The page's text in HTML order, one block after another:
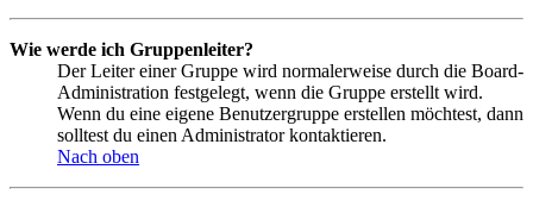
Wie werde ich Gruppenleiter?
Der Leiter einer Gruppe wird normalerweise durch die Board-
Administration festgelegt, wenn die Gruppe erstellt wird.
Wenn du eine eigene Benutzergruppe erstellen möchtest, dann
solltest du einen Administrator kontaktieren.
Nach oben